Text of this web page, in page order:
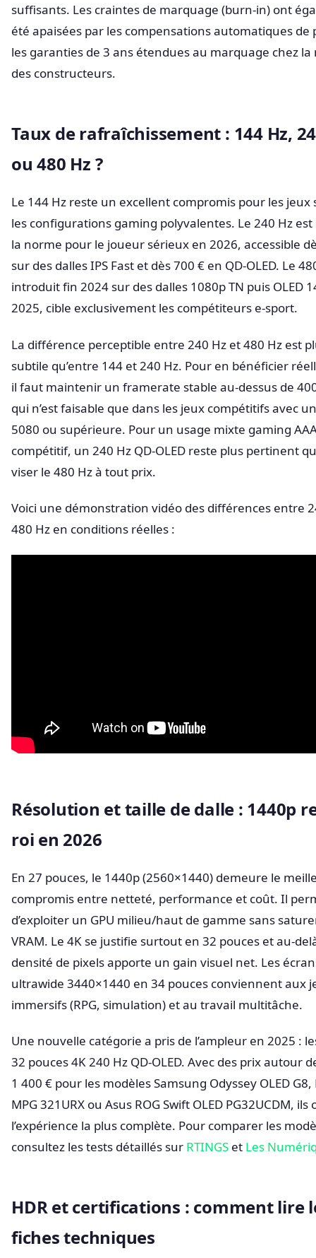
suffisants. Les craintes de marquage (burn-in) ont
été apaisées par les compensations automatiques de
les garanties de 3 ans étendues au marquage chez
des constructeurs.
Taux de rafraîchissement : 144 Hz,
ou 480 Hz ?
Le 144 Hz reste un excellent compromis pour les jeux
les configurations gaming polyvalentes. Le 240 Hz
la norme pour le joueur sérieux en 2026, accessible
sur des dalles IPS Fast et dès 700 € en QD-OLED. Le
introduit fin 2024 sur des dalles 1080p TN puis OLED
2025, cible exclusivement les compétiteurs e-sport.
La différence perceptible entre 240 Hz et 480 Hz est
subtile qu’entre 144 et 240 Hz. Pour en bénéficier
il faut maintenir un framerate stable au-dessus de
qui n’est faisable que dans les jeux compétitifs avec
5080 ou supérieure. Pour un usage mixte gaming
compétitif, un 240 Hz QD-OLED reste plus pertinent
viser le 480 Hz à tout prix.
Voici une démonstration vidéo des différences entre
480 Hz en conditions réelles :
Résolution et taille de dalle : 1440p
roi en 2026
En 27 pouces, le 1440p (2560×1440) demeure le
compromis entre netteté, performance et coût. Il
d’exploiter un GPU milieu/haut de gamme sans
VRAM. Le 4K se justifie surtout en 32 pouces et au-
densité de pixels apporte un gain visuel net. Les
ultrawide 3440×1440 en 34 pouces conviennent aux
immersifs (RPG, simulation) et au travail multitâche.
Une nouvelle catégorie a pris de l’ampleur en 2025 :
32 pouces 4K 240 Hz QD-OLED. Avec des prix autour
1 400 € pour les modèles Samsung Odyssey OLED G8,
MPG 321URX ou Asus ROG Swift OLED PG32UCDM,
l’expérience la plus complète. Pour comparer les
consultez les tests détaillés sur RTINGS et Les
HDR et certifications : comment lire
fiches techniques